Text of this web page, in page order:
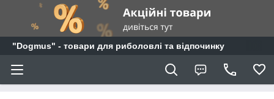
"Dogmus" - товари для риболовлі та відпочинку